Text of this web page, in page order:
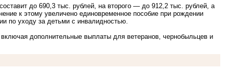
до 690,3 тыс. рублей, на второго — до 912,2 тыс. рублей, а
к этому увеличено единовременное пособие при рождении
по уходу за детьми с инвалидностью.
дополнительные выплаты для ветеранов, чернобыльцев и